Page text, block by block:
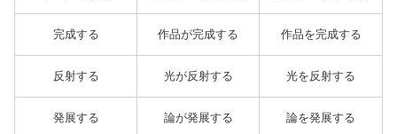
完成する 作品が完成する 作品を完成する
反射する 光が反射する 光を反射する
発展する 論が発展する 論を発展する